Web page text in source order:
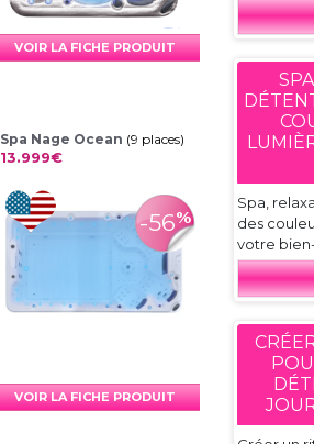
VOIR LA FICHE PRODUIT
Spa Nage Ocean (9 places)
13.999€
-56%
VOIR LA FICHE PRODUIT
Spa,
des
votre bien-